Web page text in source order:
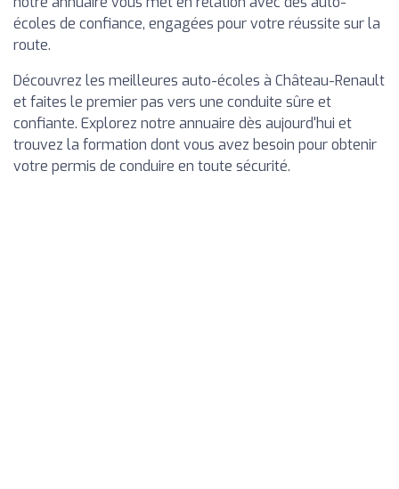
écoles de confiance, engagées pour votre réussite sur la
route.
Découvrez les meilleures auto-écoles à Château-Renault
et faites le premier pas vers une conduite sûre et
confiante. Explorez notre annuaire dès aujourd'hui et
trouvez la formation dont vous avez besoin pour obtenir
votre permis de conduire en toute sécurité.